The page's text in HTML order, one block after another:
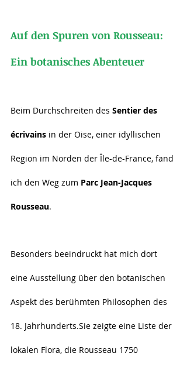
Auf den Spuren von Rousseau:
Ein botanisches Abenteuer
Beim Durchschreiten des Sentier des
écrivains in der Oise, einer idyllischen
Region im Norden der Île-de-France, fand
ich den Weg zum Parc Jean-Jacques
Rousseau.
Besonders beeindruckt hat mich dort
eine Ausstellung über den botanischen
Aspekt des berühmten Philosophen des
18. Jahrhunderts.Sie zeigte eine Liste der
lokalen Flora, die Rousseau 1750